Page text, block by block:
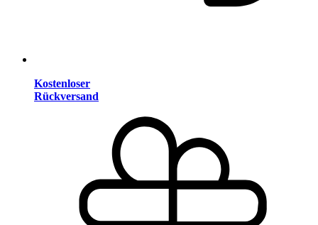
Kostenloser
Rückversand